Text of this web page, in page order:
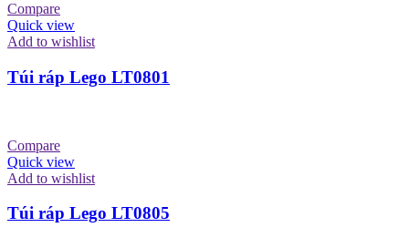
Compare
Quick view
Add to wishlist
Túi ráp Lego LT0801
Compare
Quick view
Add to wishlist
Túi ráp Lego LT0805